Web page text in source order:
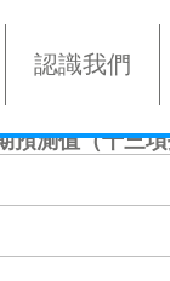
認識我們
預測值（十三